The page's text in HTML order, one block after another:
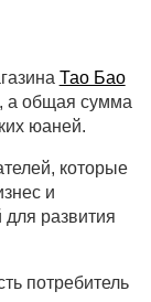
Тао Бао
а общая сумма
юаней.
которые
и
для развития
потребитель